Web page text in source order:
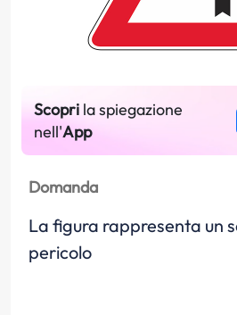
Scopri la spiegazione
nell'App
Domanda
La figura rappresenta un
pericolo